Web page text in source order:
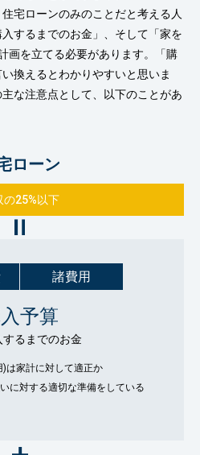
宅ローンのみのことだと考える人
するまでのお金」、そして「家を
画を立てる必要があります。「購
換えるとわかりやすいと思いま
な注意点として、以下のことがあ
ローン
の25%以下
諸費用
予算
するまでのお金
は家計に対して適正か
に対する適切な準備をしている